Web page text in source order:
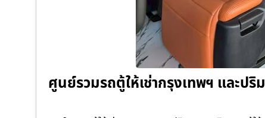
ศูนย์รวมรถตู้ให้เช่ากรุงเทพฯ และปริ